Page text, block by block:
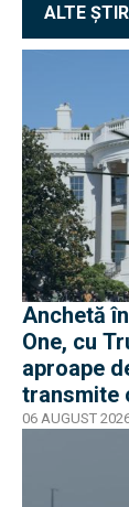
ALTE
Anchetă
One, cu
aproape
transmite
moment în
06 AUGUST